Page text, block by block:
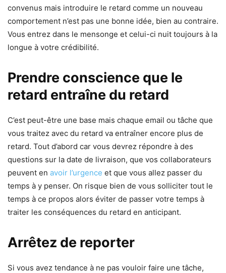
convenus mais introduire le retard comme un nouveau
comportement n’est pas une bonne idée, bien au contraire.
Vous entrez dans le mensonge et celui-ci nuit toujours à la
longue à votre crédibilité.
Prendre conscience que le
retard entraîne du retard
C’est peut-être une base mais chaque email ou tâche que
vous traitez avec du retard va entraîner encore plus de
retard. Tout d’abord car vous devrez répondre à des
questions sur la date de livraison, que vos collaborateurs
peuvent en avoir l’urgence et que vous allez passer du
temps à y penser. On risque bien de vous solliciter tout le
temps à ce propos alors éviter de passer votre temps à
traiter les conséquences du retard en anticipant.
Arrêtez de reporter
Si vous avez tendance à ne pas vouloir faire une tâche,